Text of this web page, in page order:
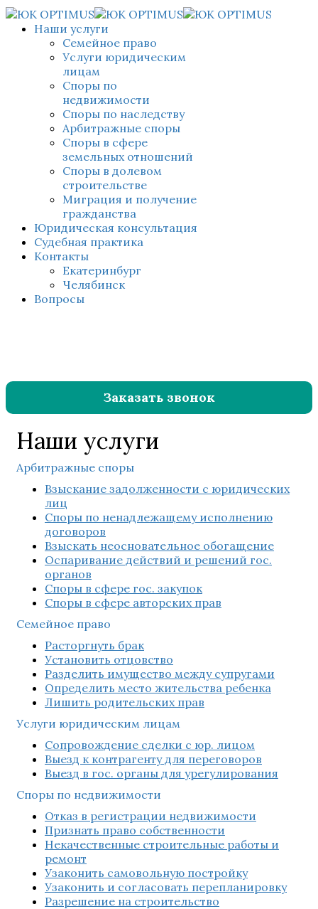
Наши услуги
Семейное право
Услуги юридическим
лицам
Споры по
недвижимости
Споры по наследству
Арбитражные споры
Споры в сфере
земельных отношений
Споры в долевом
строительстве
Миграция и получение
гражданства
Юридическая консультация
Судебная практика
Контакты
Екатеринбург
Челябинск
Вопросы
Заказать звонок
Наши услуги
Арбитражные споры
Взыскание задолженности с юридических
лиц
Споры по ненадлежащему исполнению
договоров
Взыскать неосновательное обогащение
Оспаривание действий и решений гос.
органов
Споры в сфере гос. закупок
Споры в сфере авторских прав
Семейное право
Расторгнуть брак
Установить отцовство
Разделить имущество между супругами
Определить место жительства ребенка
Лишить родительских прав
Услуги юридическим лицам
Сопровождение сделки с юр. лицом
Выезд к контрагенту для переговоров
Выезд в гос. органы для урегулирования
Споры по недвижимости
Отказ в регистрации недвижимости
Признать право собственности
Некачественные строительные работы и
ремонт
Узаконить самовольную постройку
Узаконить и согласовать перепланировку
Разрешение на строительство